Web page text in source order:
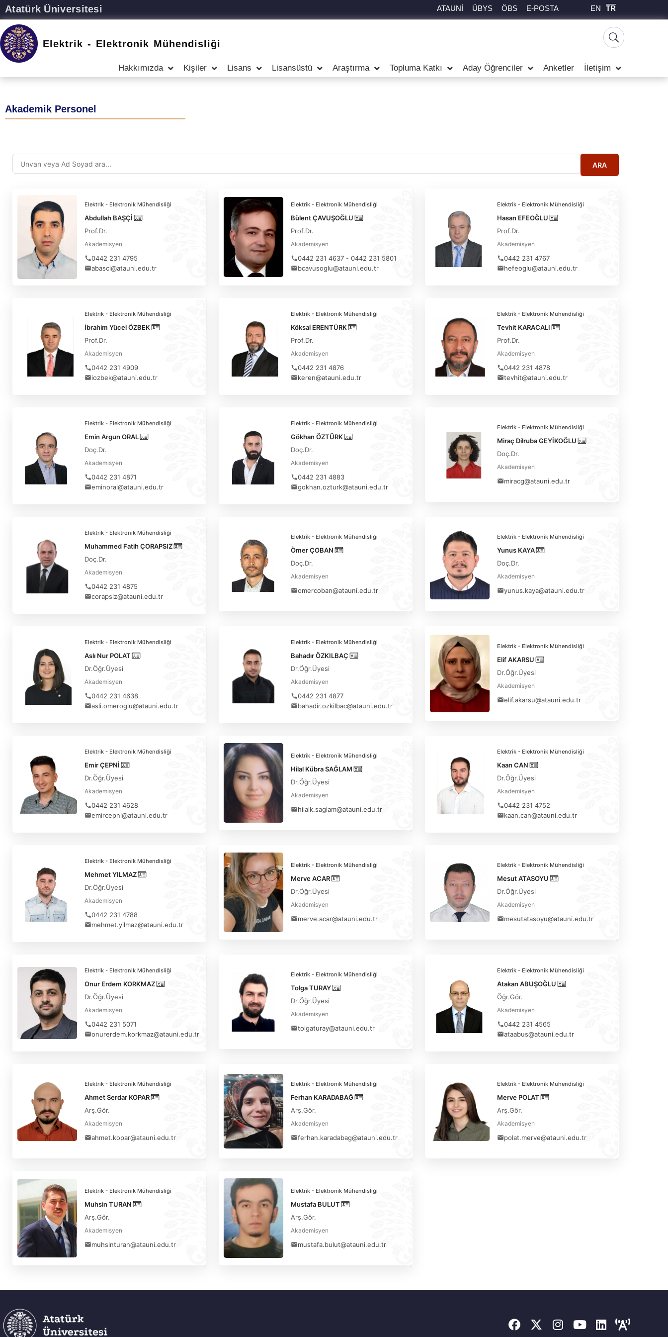
Atatürk Üniversitesi ATAUNİ ÜBYS ÖBS E-POSTA EN TR
Elektrik - Elektronik Mühendisliği
Hakkımızda Kişiler Lisans Lisansüstü Araştırma Topluma Katkı Aday Öğrenciler Anketler İletişim
Akademik Personel
ARA
Elektrik - Elektronik Mühendisliği
Abdullah BAŞÇİ
Prof.Dr.
Akademisyen
0442 231 4795
abasci@atauni.edu.tr
Elektrik - Elektronik Mühendisliği
Bülent ÇAVUŞOĞLU
Prof.Dr.
Akademisyen
0442 231 4637 - 0442 231 5801
bcavusoglu@atauni.edu.tr
Elektrik - Elektronik Mühendisliği
Hasan EFEOĞLU
Prof.Dr.
Akademisyen
0442 231 4767
hefeoglu@atauni.edu.tr
Elektrik - Elektronik Mühendisliği
İbrahim Yücel ÖZBEK
Prof.Dr.
Akademisyen
0442 231 4909
iozbek@atauni.edu.tr
Elektrik - Elektronik Mühendisliği
Köksal ERENTÜRK
Prof.Dr.
Akademisyen
0442 231 4876
keren@atauni.edu.tr
Elektrik - Elektronik Mühendisliği
Tevhit KARACALI
Prof.Dr.
Akademisyen
0442 231 4878
tevhit@atauni.edu.tr
Elektrik - Elektronik Mühendisliği
Emin Argun ORAL
Doç.Dr.
Akademisyen
0442 231 4871
eminoral@atauni.edu.tr
Elektrik - Elektronik Mühendisliği
Gökhan ÖZTÜRK
Doç.Dr.
Akademisyen
0442 231 4883
gokhan.ozturk@atauni.edu.tr
Elektrik - Elektronik Mühendisliği
Miraç Dilruba GEYİKOĞLU
Doç.Dr.
Akademisyen
miracg@atauni.edu.tr
Elektrik - Elektronik Mühendisliği
Muhammed Fatih ÇORAPSIZ
Doç.Dr.
Akademisyen
0442 231 4875
corapsiz@atauni.edu.tr
Elektrik - Elektronik Mühendisliği
Ömer ÇOBAN
Doç.Dr.
Akademisyen
omercoban@atauni.edu.tr
Elektrik - Elektronik Mühendisliği
Yunus KAYA
Doç.Dr.
Akademisyen
yunus.kaya@atauni.edu.tr
Elektrik - Elektronik Mühendisliği
Aslı Nur POLAT
Dr.Öğr.Üyesi
Akademisyen
0442 231 4638
asli.omeroglu@atauni.edu.tr
Elektrik - Elektronik Mühendisliği
Bahadır ÖZKILBAÇ
Dr.Öğr.Üyesi
Akademisyen
0442 231 4877
bahadir.ozkilbac@atauni.edu.tr
Elektrik - Elektronik Mühendisliği
Elif AKARSU
Dr.Öğr.Üyesi
Akademisyen
elif.akarsu@atauni.edu.tr
Elektrik - Elektronik Mühendisliği
Emir ÇEPNİ
Dr.Öğr.Üyesi
Akademisyen
0442 231 4628
emircepni@atauni.edu.tr
Elektrik - Elektronik Mühendisliği
Hilal Kübra SAĞLAM
Dr.Öğr.Üyesi
Akademisyen
hilalk.saglam@atauni.edu.tr
Elektrik - Elektronik Mühendisliği
Kaan CAN
Dr.Öğr.Üyesi
Akademisyen
0442 231 4752
kaan.can@atauni.edu.tr
Elektrik - Elektronik Mühendisliği
Mehmet YILMAZ
Dr.Öğr.Üyesi
Akademisyen
0442 231 4788
mehmet.yilmaz@atauni.edu.tr
Elektrik - Elektronik Mühendisliği
Merve ACAR
Dr.Öğr.Üyesi
Akademisyen
merve.acar@atauni.edu.tr
Elektrik - Elektronik Mühendisliği
Mesut ATASOYU
Dr.Öğr.Üyesi
Akademisyen
mesutatasoyu@atauni.edu.tr
Elektrik - Elektronik Mühendisliği
Onur Erdem KORKMAZ
Dr.Öğr.Üyesi
Akademisyen
0442 231 5071
onurerdem.korkmaz@atauni.edu.tr
Elektrik - Elektronik Mühendisliği
Tolga TURAY
Dr.Öğr.Üyesi
Akademisyen
tolgaturay@atauni.edu.tr
Elektrik - Elektronik Mühendisliği
Atakan ABUŞOĞLU
Öğr.Gör.
Akademisyen
0442 231 4565
ataabus@atauni.edu.tr
Elektrik - Elektronik Mühendisliği
Ahmet Serdar KOPAR
Arş.Gör.
Akademisyen
ahmet.kopar@atauni.edu.tr
Elektrik - Elektronik Mühendisliği
Ferhan KARADABAĞ
Arş.Gör.
Akademisyen
ferhan.karadabag@atauni.edu.tr
Elektrik - Elektronik Mühendisliği
Merve POLAT
Arş.Gör.
Akademisyen
polat.merve@atauni.edu.tr
Elektrik - Elektronik Mühendisliği
Muhsin TURAN
Arş.Gör.
Akademisyen
muhsinturan@atauni.edu.tr
Elektrik - Elektronik Mühendisliği
Mustafa BULUT
Arş.Gör.
Akademisyen
mustafa.bulut@atauni.edu.tr